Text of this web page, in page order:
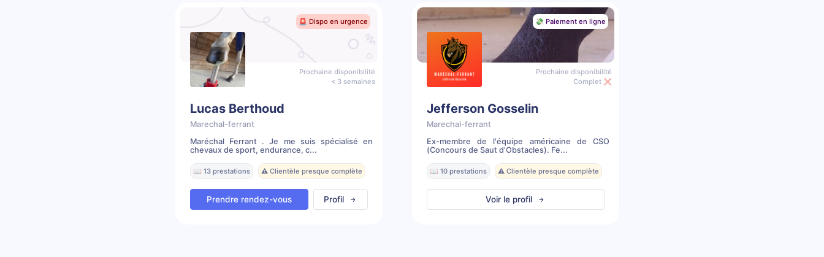
🚨 Dispo en urgence
Prochaine disponibilité
< 3 semaines
Lucas Berthoud
Marechal-ferrant
Maréchal Ferrant . Je me suis spécialisé en
chevaux de sport, endurance, c...
📖 13 prestations ⚠️ Clientèle presque complète
Prendre rendez-vous Profil
💸 Paiement en ligne
Prochaine disponibilité
Complet ❌
Jefferson Gosselin
Marechal-ferrant
Ex-membre de l'équipe américaine de CSO
(Concours de Saut d'Obstacles). Fe...
📖 10 prestations ⚠️ Clientèle presque complète
Voir le profil